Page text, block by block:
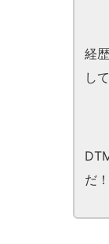
経
し
だ！